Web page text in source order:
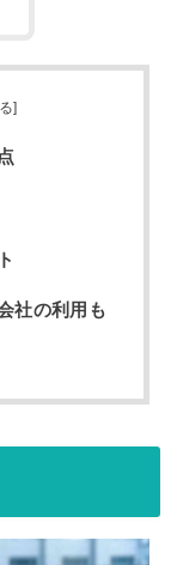
]
社の利用も